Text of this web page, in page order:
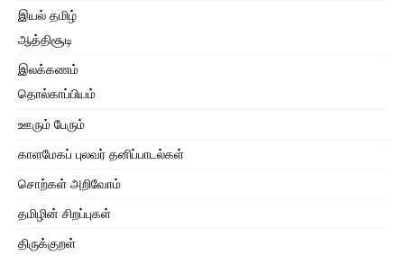
இயல் தமிழ்
ஆத்திசூடி
இலக்கணம்
தொல்காப்பியம்
ஊரும் பேரும்
காளமேகப் புலவர் தனிப்பாடல்கள்
சொற்கள் அறிவோம்
தமிழின் சிறப்புகள்
திருக்குறள்